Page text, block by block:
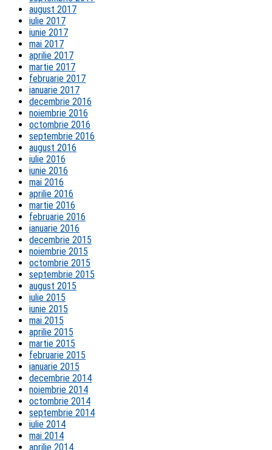
august 2017
iulie 2017
iunie 2017
mai 2017
aprilie 2017
martie 2017
februarie 2017
ianuarie 2017
decembrie 2016
noiembrie 2016
octombrie 2016
septembrie 2016
august 2016
iulie 2016
iunie 2016
mai 2016
aprilie 2016
martie 2016
februarie 2016
ianuarie 2016
decembrie 2015
noiembrie 2015
octombrie 2015
septembrie 2015
august 2015
iulie 2015
iunie 2015
mai 2015
aprilie 2015
martie 2015
februarie 2015
ianuarie 2015
decembrie 2014
noiembrie 2014
octombrie 2014
septembrie 2014
iulie 2014
mai 2014
aprilie 2014